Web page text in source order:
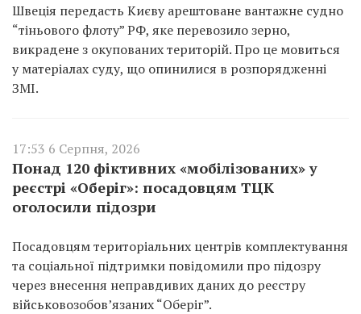
Швеція передасть Києву арештоване вантажне судно
“тіньового флоту” РФ, яке перевозило зерно,
викрадене з окупованих територій. Про це мовиться
у матеріалах суду, що опинилися в розпорядженні
ЗМІ.
17:53 6 Серпня, 2026
Понад 120 фіктивних «мобілізованих» у
реєстрі «Оберіг»: посадовцям ТЦК
оголосили підозри
Посадовцям територіальних центрів комплектування
та соціальної підтримки повідомили про підозру
через внесення неправдивих даних до реєстру
військовозобов’язаних “Оберіг”.